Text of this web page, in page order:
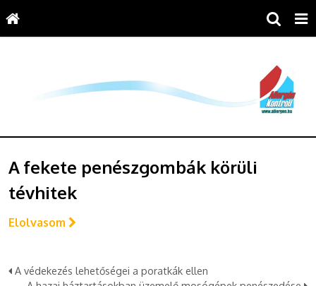
A fekete penészgombák körüli
tévhitek
Elolvasom
A védekezés lehetőségei a poratkák ellen